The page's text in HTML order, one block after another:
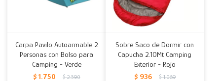
Carpa Pavilo Autoarmable 2
Personas con Bolso para
Camping - Verde
$ 1.750 $ 2.590
Sobre Saco de Dormir con
Capucha 2.10Mt Camping
Exterior - Rojo
$ 936 $ 1.069